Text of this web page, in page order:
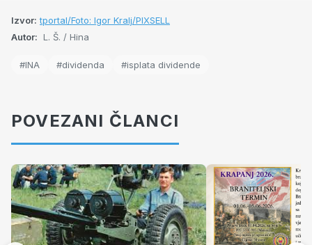
Izvor: tportal/Foto: Igor Kralj/PIXSELL
Autor: L. Š. / Hina
#INA #dividenda #isplata dividende
POVEZANI ČLANCI